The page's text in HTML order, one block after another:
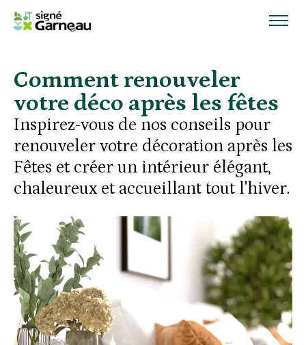
Comment renouveler
votre déco après les fêtes
Inspirez-vous de nos conseils pour
renouveler votre décoration après les
Fêtes et créer un intérieur élégant,
chaleureux et accueillant tout l'hiver.